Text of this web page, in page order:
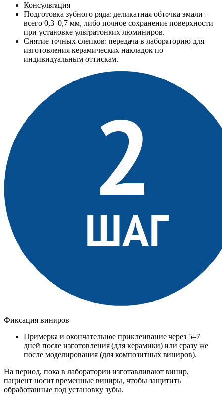
Консультация
Подготовка зубного ряда: деликатная обточка эмали –
всего 0,3–0,7 мм, либо полное сохранение поверхности
при установке ультратонких люминиров.
Снятие точных слепков: передача в лабораторию для
изготовления керамических накладок по
индивидуальным оттискам.
Фиксация виниров
Примерка и окончательное приклеивание через 5–7
дней после изготовления (для керамики) или сразу же
после моделирования (для композитных виниров).
На период, пока в лаборатории изготавливают винир,
пациент носит временные виниры, чтобы защитить
обработанные под установку зубы.